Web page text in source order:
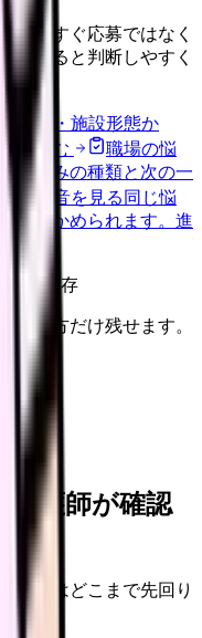
は、すぐ応募ではなく
分けると判断しやすく
験年数・施設形態か
。 進む
職場の悩
、悩みの種類と次の一
板で本音を見る 同じ悩
か確かめられます。 進
だけ保存
働き方だけ残せます。
看護師が確認
票ではどこまで先回り